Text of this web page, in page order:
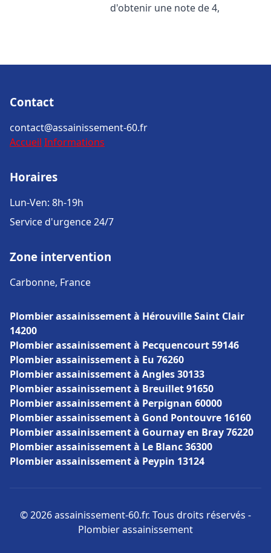
d'obtenir une note de 4,
Contact
contact@assainissement-60.fr
Accueil Informations
Horaires
Lun-Ven: 8h-19h
Service d'urgence 24/7
Zone intervention
Carbonne, France
Plombier assainissement à Hérouville Saint Clair
14200
Plombier assainissement à Pecquencourt 59146
Plombier assainissement à Eu 76260
Plombier assainissement à Angles 30133
Plombier assainissement à Breuillet 91650
Plombier assainissement à Perpignan 60000
Plombier assainissement à Gond Pontouvre 16160
Plombier assainissement à Gournay en Bray 76220
Plombier assainissement à Le Blanc 36300
Plombier assainissement à Peypin 13124
© 2026 assainissement-60.fr. Tous droits réservés -
Plombier assainissement